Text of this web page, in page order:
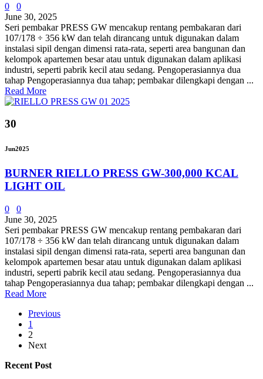
0
0
June 30, 2025
Seri pembakar PRESS GW mencakup rentang pembakaran dari
107/178 ÷ 356 kW dan telah dirancang untuk digunakan dalam
instalasi sipil dengan dimensi rata-rata, seperti area bangunan dan
kelompok apartemen besar atau untuk digunakan dalam aplikasi
industri, seperti pabrik kecil atau sedang. Pengoperasiannya dua
tahap Pengoperasiannya dua tahap; pembakar dilengkapi dengan ...
Read More
30
Jun2025
BURNER RIELLO PRESS GW-300,000 KCAL
LIGHT OIL
0
0
June 30, 2025
Seri pembakar PRESS GW mencakup rentang pembakaran dari
107/178 ÷ 356 kW dan telah dirancang untuk digunakan dalam
instalasi sipil dengan dimensi rata-rata, seperti area bangunan dan
kelompok apartemen besar atau untuk digunakan dalam aplikasi
industri, seperti pabrik kecil atau sedang. Pengoperasiannya dua
tahap Pengoperasiannya dua tahap; pembakar dilengkapi dengan ...
Read More
Previous
1
2
Next
Recent Post